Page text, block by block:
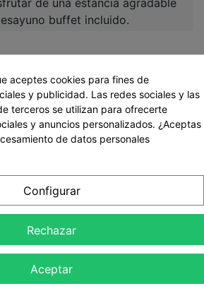
buffet incluido.
RECOMENDADA
aceptes cookies para fines de
y publicidad. Las redes sociales y las
terceros se utilizan para ofrecerte
y anuncios personalizados. ¿Aceptas
de datos personales
Configurar
Rechazar
Aceptar